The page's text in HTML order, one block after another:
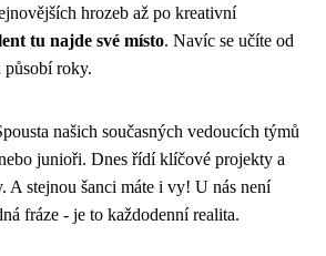
hrozeb až po kreativní
tu najde své místo. Navíc se učíte od
roky.
našich současných vedoucích týmů
junioři. Dnes řídí klíčové projekty a
A stejnou šanci máte i vy! U nás není
fráze - je to každodenní realita.